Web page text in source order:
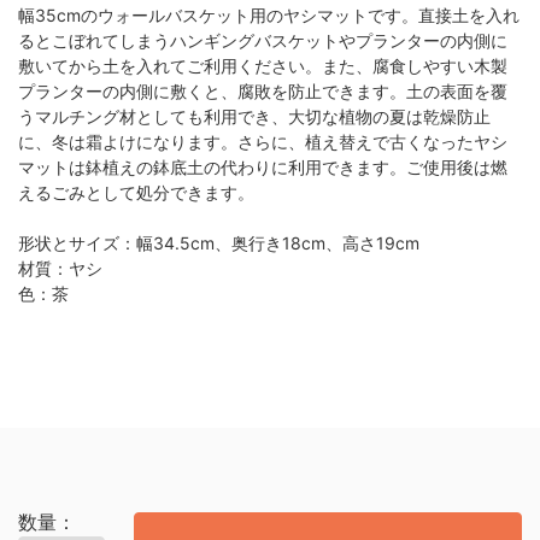
幅35cmのウォールバスケット用のヤシマットです。直接土を入れ
るとこぼれてしまうハンギングバスケットやプランターの内側に
敷いてから土を入れてご利用ください。また、腐食しやすい木製
プランターの内側に敷くと、腐敗を防止できます。土の表面を覆
うマルチング材としても利用でき、大切な植物の夏は乾燥防止
に、冬は霜よけになります。さらに、植え替えで古くなったヤシ
マットは鉢植えの鉢底土の代わりに利用できます。ご使用後は燃
えるごみとして処分できます。
形状とサイズ：幅34.5cm、奥行き18cm、高さ19cm
材質：ヤシ
色：茶
数量：